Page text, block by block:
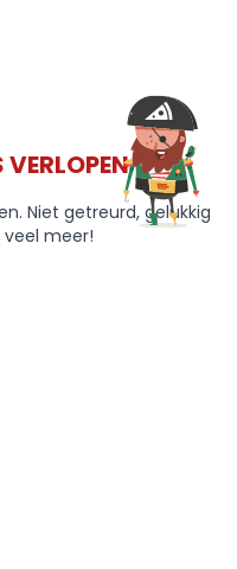
😞
Niet getreurd, gelukkig
meer!